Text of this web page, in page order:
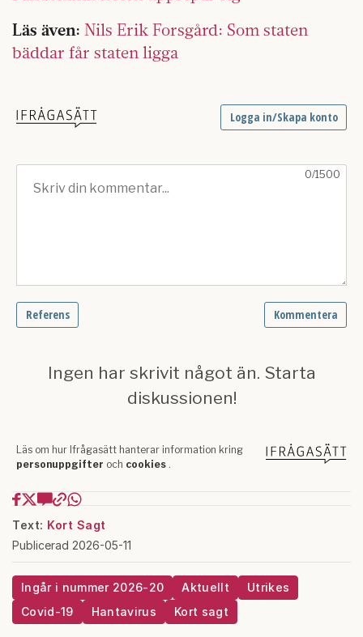
Läs även: Nils Erik Forsgård: Som staten
bäddar får staten ligga
Text: Kort Sagt
Publicerad 2026-05-11
Ingår i nummer 2026-20 Aktuellt
Utrikes
Covid-19
Hantavirus Kort sagt